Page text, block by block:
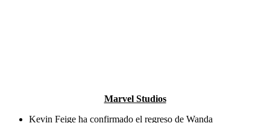
Marvel Studios
Kevin Feige ha confirmado el regreso de Wanda